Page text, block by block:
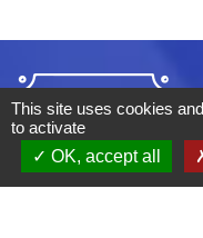
This site uses cookies
to activate
OK, accept all